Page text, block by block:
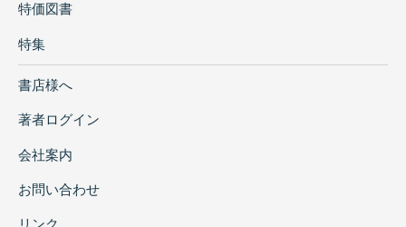
特価図書
特集
書店様へ
著者ログイン
会社案内
お問い合わせ